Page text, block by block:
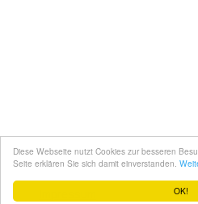
OK!
Diese Webseite nutzt Cookies zur besseren
Seite erklären Sie sich damit einverstanden.